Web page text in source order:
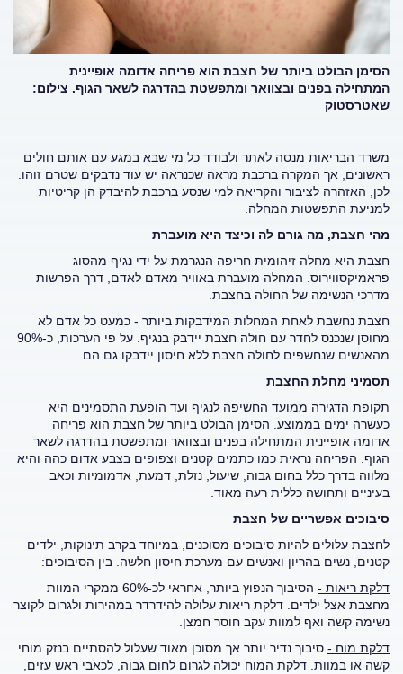
הסימן הבולט ביותר של חצבת הוא פריחה אדומה אופיינית
המתחילה בפנים ובצוואר ומתפשטת בהדרגה לשאר הגוף. צילום:
שאטרסטוק
משרד הבריאות מנסה לאתר ולבודד כל מי שבא במגע עם אותם חולים
ראשונים, אך המקרה ברכבת מראה שכנראה יש עוד נדבקים שטרם זוהו.
לכן, האזהרה לציבור והקריאה למי שנסע ברכבת להיבדק הן קריטיות
למניעת התפשטות המחלה.
מהי חצבת, מה גורם לה וכיצד היא מועברת
חצבת היא מחלה זיהומית חריפה הנגרמת על ידי נגיף מהסוג
פראמיקסווירוס. המחלה מועברת באוויר מאדם לאדם, דרך הפרשות
מדרכי הנשימה של החולה בחצבת.
חצבת נחשבת לאחת המחלות המידבקות ביותר - כמעט כל אדם לא
מחוסן שנכנס לחדר עם חולה חצבת יידבק בנגיף. על פי הערכות, כ-90%
מהאנשים שנחשפים לחולה חצבת ללא חיסון יידבקו גם הם.
תסמיני מחלת החצבת
תקופת הדגירה ממועד החשיפה לנגיף ועד הופעת התסמינים היא
כעשרה ימים בממוצע. הסימן הבולט ביותר של חצבת הוא פריחה
אדומה אופיינית המתחילה בפנים ובצוואר ומתפשטת בהדרגה לשאר
הגוף. הפריחה נראית כמו כתמים קטנים וצפופים בצבע אדום כהה והיא
מלווה בדרך כלל בחום גבוה, שיעול, נזלת, דמעת, אדמומיות וכאב
בעיניים ותחושה כללית רעה מאוד.
סיבוכים אפשריים של חצבת
לחצבת עלולים להיות סיבוכים מסוכנים, במיוחד בקרב תינוקות, ילדים
קטנים, נשים בהריון ואנשים עם מערכת חיסון חלשה. בין הסיבוכים:
דלקת ריאות -
הסיבוך הנפוץ ביותר, אחראי לכ-60% ממקרי המוות
מחצבת אצל ילדים. דלקת ריאות עלולה להידרדר במהירות ולגרום לקוצר
נשימה קשה ואף למוות עקב חוסר חמצן.
דלקת מוח - סיבוך נדיר יותר אך מסוכן מאוד שעלול להסתיים בנזק מוחי
קשה או במוות. דלקת המוח יכולה לגרום לחום גבוה, לכאבי ראש עזים,